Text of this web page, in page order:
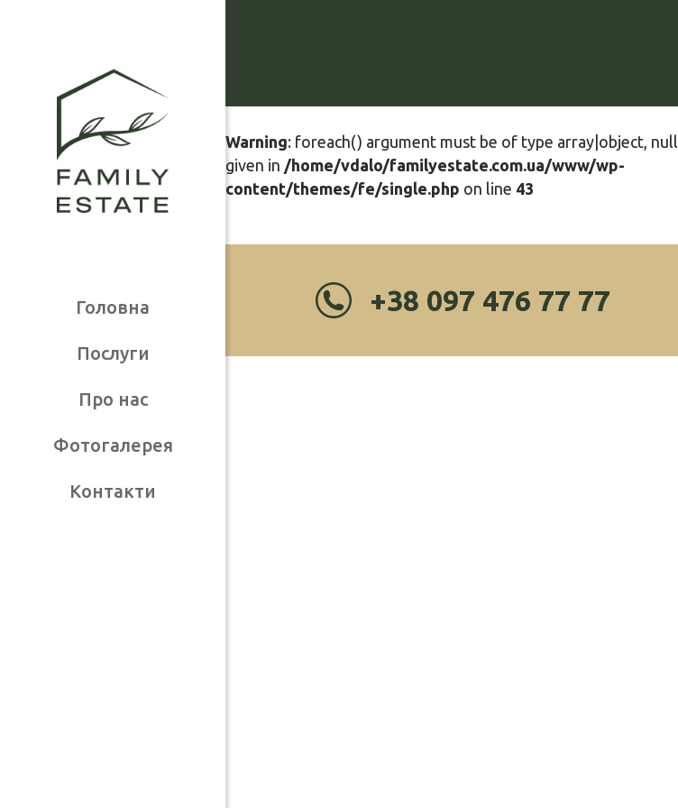
Головна
Послуги
Про нас
Фотогалерея
Контакти
Warning: foreach() argument must be of type array|object, null
given in /home/vdalo/familyestate.com.ua/www/wp-
content/themes/fe/single.php on line 43
+38 097 476 77 77